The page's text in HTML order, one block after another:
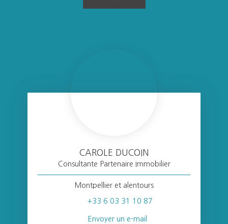
CAROLE DUCOIN
Consultante Partenaire Immobilier
Montpellier et alentours
+33 6 03 31 10 87
Envoyer un e-mail